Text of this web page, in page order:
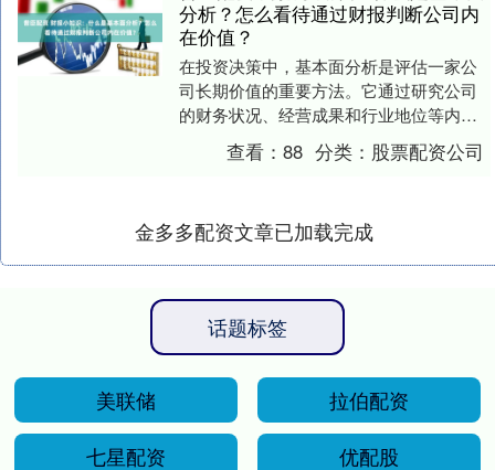
分析？怎么看待通过财报判断公司内
在价值？
在投资决策中，基本面分析是评估一家公
司长期价值的重要方法。它通过研究公司
的财务状况、经营成果和行业地位等内在
因素，帮助投资者判断其真实价值和发展
潜力。 基本面分....
查看：88 分类： 股票配资公司
金多多配资文章已加载完成
话题标签
美联储
拉伯配资
七星配资
优配股